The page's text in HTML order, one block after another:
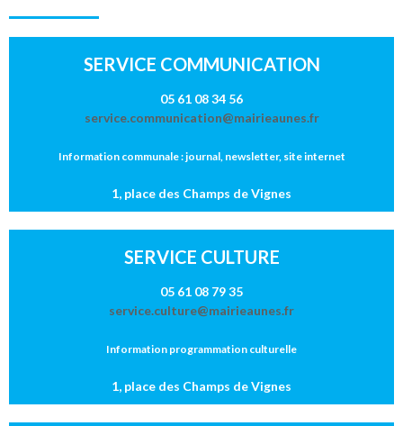
SERVICE COMMUNICATION
05 61 08 34 56
service.communication@mairieaunes.fr
Information communale : journal, newsletter, site internet
1, place des Champs de Vignes
SERVICE CULTURE
05 61 08 79 35
service.culture@mairieaunes.fr
Information programmation culturelle
1, place des Champs de Vignes